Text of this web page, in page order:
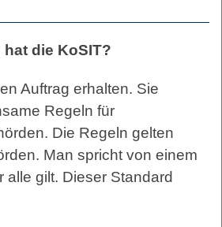
die KoSIT?
Auftrag erhalten. Sie
Regeln für
Die Regeln gelten
Man spricht von einem
alle gilt. Dieser Standard